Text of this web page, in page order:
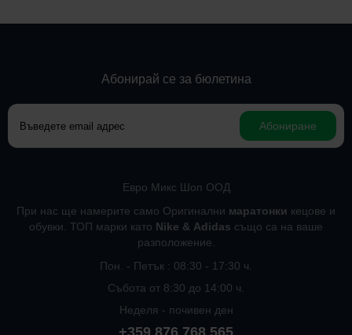
Абонирай се за бюлетина
Абониране
Евро Микс Шоп ООД
При нас ще намерите само Оригинални маратонки кецове и
обувки. ТОП марки като Nike & Adidas също са на ваше
разположение.
Пон. - Петък : 08:30 - 17:30 ч.
Събота от 8:30 до 14:00 ч.
Неделя - почивен ден
+359 876 768 565